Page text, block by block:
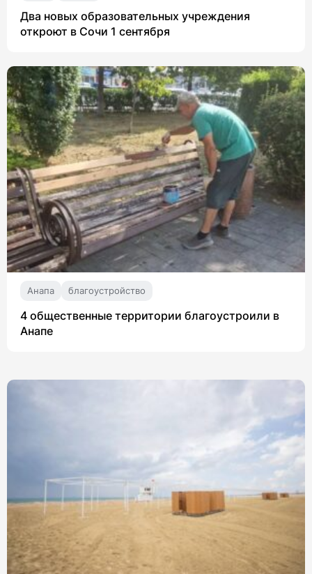
Два новых образовательных учреждения
откроют в Сочи 1 сентября
Анапа благоустройство
4 общественные территории благоустроили в
Анапе